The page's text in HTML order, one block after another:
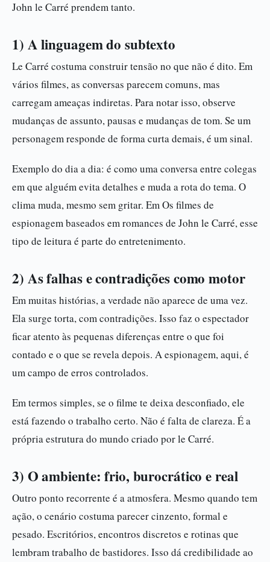
John le Carré prendem tanto.
1) A linguagem do subtexto
Le Carré costuma construir tensão no que não é dito. Em
vários filmes, as conversas parecem comuns, mas
carregam ameaças indiretas. Para notar isso, observe
mudanças de assunto, pausas e mudanças de tom. Se um
personagem responde de forma curta demais, é um sinal.
Exemplo do dia a dia: é como uma conversa entre colegas
em que alguém evita detalhes e muda a rota do tema. O
clima muda, mesmo sem gritar. Em Os filmes de
espionagem baseados em romances de John le Carré, esse
tipo de leitura é parte do entretenimento.
2) As falhas e contradições como motor
Em muitas histórias, a verdade não aparece de uma vez.
Ela surge torta, com contradições. Isso faz o espectador
ficar atento às pequenas diferenças entre o que foi
contado e o que se revela depois. A espionagem, aqui, é
um campo de erros controlados.
Em termos simples, se o filme te deixa desconfiado, ele
está fazendo o trabalho certo. Não é falta de clareza. É a
própria estrutura do mundo criado por le Carré.
3) O ambiente: frio, burocrático e real
Outro ponto recorrente é a atmosfera. Mesmo quando tem
ação, o cenário costuma parecer cinzento, formal e
pesado. Escritórios, encontros discretos e rotinas que
lembram trabalho de bastidores. Isso dá credibilidade ao